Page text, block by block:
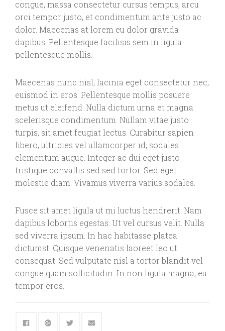
congue, massa consectetur cursus tempus, arcu
orci tempor justo, et condimentum ante justo ac
dolor. Maecenas at lorem eu dolor gravida
dapibus. Pellentesque facilisis sem in ligula
pellentesque mollis.
Maecenas nunc nisl, lacinia eget consectetur nec,
euismod in eros. Pellentesque mollis posuere
metus ut eleifend. Nulla dictum urna et magna
scelerisque condimentum. Nullam vitae justo
turpis, sit amet feugiat lectus. Curabitur sapien
libero, ultricies vel ullamcorper id, sodales
elementum augue. Integer ac dui eget justo
tristique convallis sed sed tortor. Sed eget
molestie diam. Vivamus viverra varius sodales.
Fusce sit amet ligula ut mi luctus hendrerit. Nam
dapibus lobortis egestas. Ut vel cursus velit. Nulla
sed viverra ipsum. In hac habitasse platea
dictumst. Quisque venenatis laoreet leo ut
consequat. Sed vulputate nisl a tortor blandit vel
congue quam sollicitudin. In non ligula magna, eu
tempor eros.